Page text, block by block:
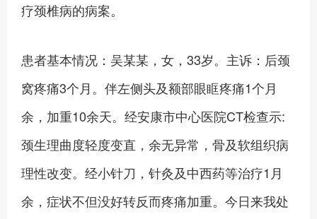
疗颈椎病的病案。
患者基本情况：吴某某，女，33岁。主诉：后颈
窝疼痛3个月。伴左侧头及额部眼眶疼痛1个月
余，加重10余天。经安康市中心医院CT检查示:
颈生理曲度轻度变直，余无异常，骨及软组织病
理性改变。经小针刀，针灸及中西药等治疗1月
余，症状不但没好转反而疼痛加重。今日来我处